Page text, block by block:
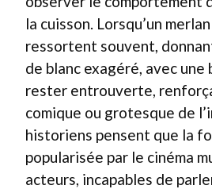
la cuisson. Lorsqu’un
ressortent souvent,
de blanc exagéré, avec une
rester entrouverte,
comique ou grotesque de
historiens pensent que la
popularisée par le cinéma
acteurs, incapables de